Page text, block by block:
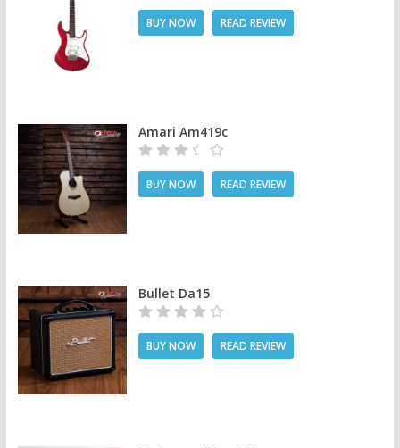
BUY NOW READ REVIEW
Amari Am419c
BUY NOW READ REVIEW
Bullet Da15
BUY NOW READ REVIEW